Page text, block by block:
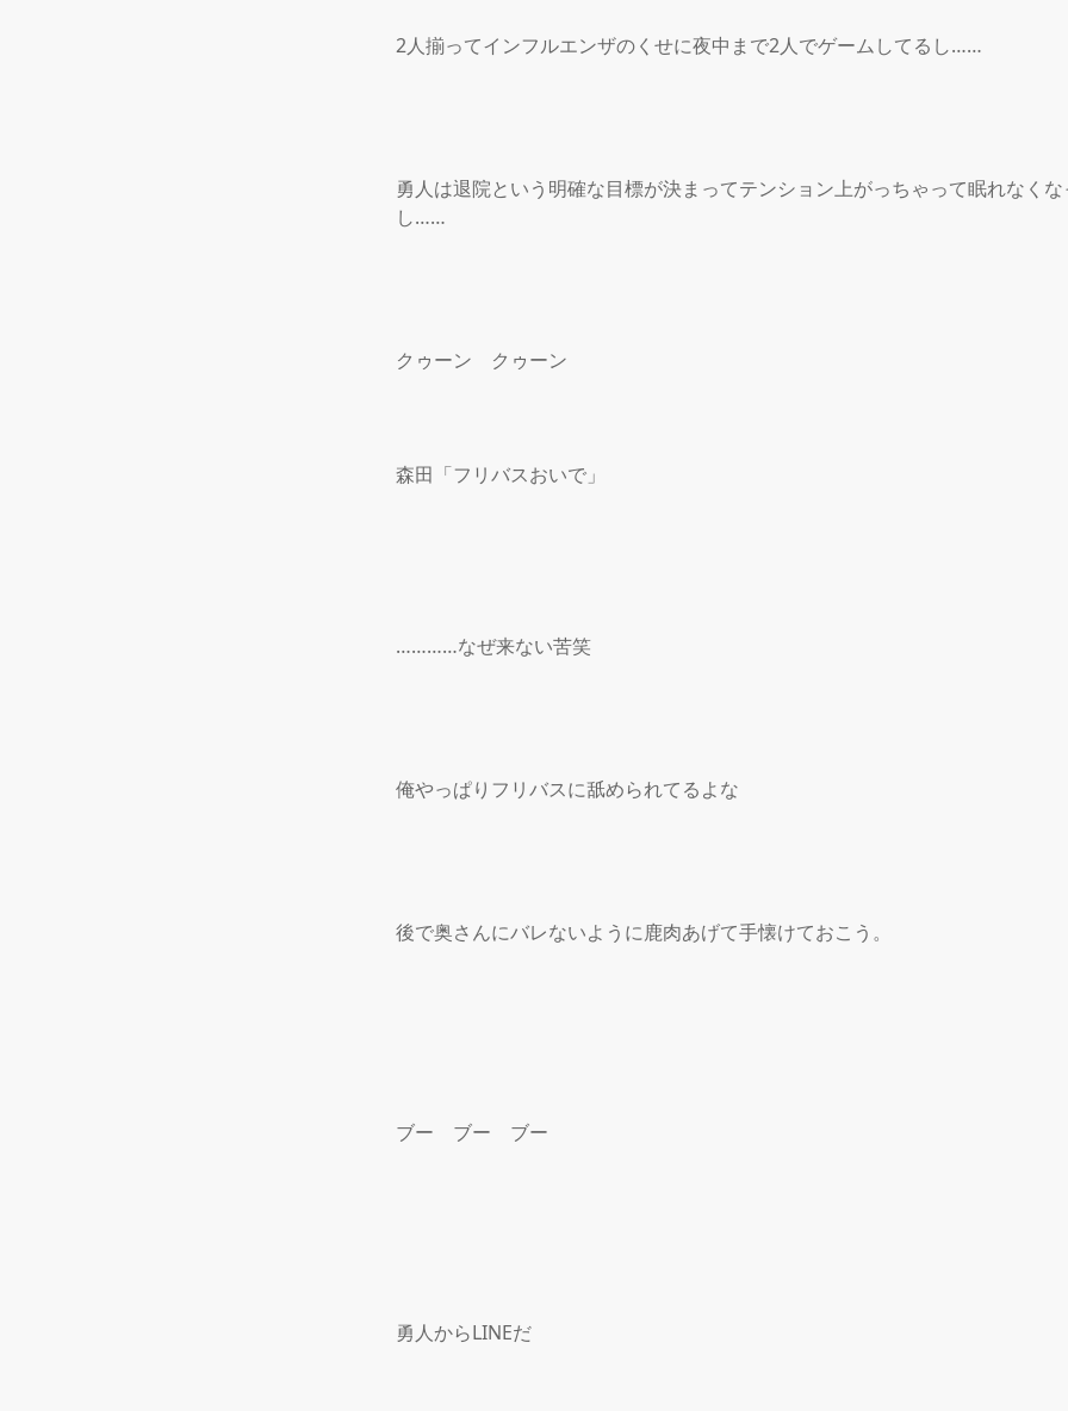
2人揃ってインフルエンザのくせに夜中まで2人でゲームしてるし……
勇人は退院という明確な目標が決まってテンション上がっちゃって眠れなくな
し……
クゥーン　クゥーン
森田「フリバスおいで」
…………なぜ来ない苦笑
俺やっぱりフリバスに舐められてるよな
後で奥さんにバレないように鹿肉あげて手懐けておこう。
ブー　ブー　ブー
勇人からLINEだ